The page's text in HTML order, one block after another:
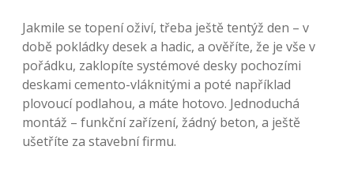
Jakmile se topení oživí, třeba ještě tentýž den – v
době pokládky desek a hadic, a ověříte, že je vše v
pořádku, zaklopíte systémové desky pochozími
deskami cemento-vláknitými a poté například
plovoucí podlahou, a máte hotovo. Jednoduchá
montáž – funkční zařízení, žádný beton, a ještě
ušetříte za stavební firmu.